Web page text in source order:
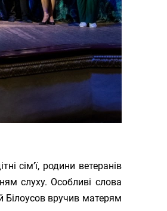
сім’ї, родини ветеранів
слуху. Особливі слова
Білоусов вручив матерям